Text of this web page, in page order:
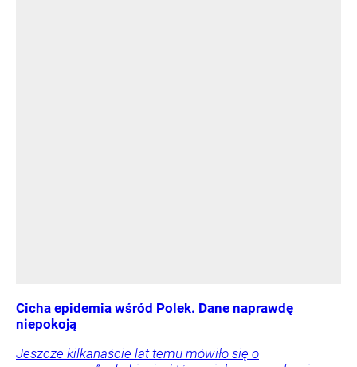
Cicha epidemia wśród Polek. Dane naprawdę
niepokoją
Jeszcze kilkanaście lat temu mówiło się o